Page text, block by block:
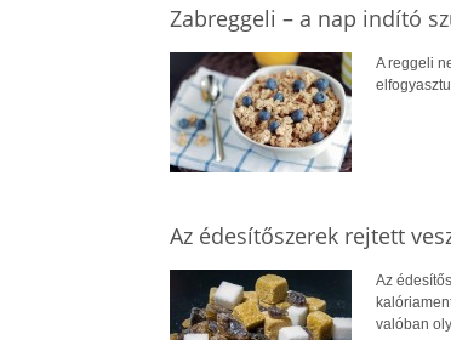
Zabreggeli – a nap indító
A reggeli
Az édesítőszerek rejtett
Az
valóban